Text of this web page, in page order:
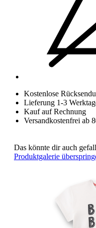
Kostenlose
Lieferung 1-3
Kauf auf Rechnung
Versandkostenfrei ab
Das könnte dir auch
Produktgalerie